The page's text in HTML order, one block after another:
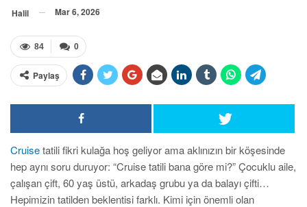
Halil Mar 6, 2026
0
84
Paylaş
Cruisetatili fikri kulağa hoş geliyor ama aklınızın bir köşesinde
hep aynı soru duruyor: “Cruise tatili bana göre mi?” Çocuklu aile,
çalışan çift, 60 yaş üstü, arkadaş grubu ya da balayı çifti…
Hepimizin tatilden beklentisi farklı. Kimi için önemli olan